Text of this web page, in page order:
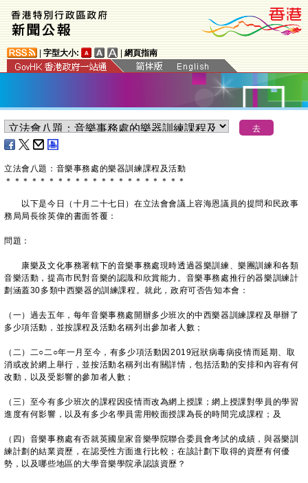
字型大小: 網頁指南
立法會八題：音樂事務處的樂器訓練課程及活動
＊ ＊ ＊ ＊ ＊ ＊ ＊ ＊ ＊ ＊ ＊ ＊ ＊ ＊ ＊ ＊ ＊ ＊ ＊ ＊ ＊
以下是今日（十月二十七日）在立法會會議上容海恩議員的提問和民政事
務局局長徐英偉的書面答覆：
問題：
康樂及文化事務署轄下的音樂事務處現時透過器樂訓練、樂團訓練和各類
音樂活動，提高市民對音樂的認識和欣賞能力。音樂事務處推行的器樂訓練計
劃涵蓋30多類中西樂器的訓練課程。就此，政府可否告知本會：
（一）過去五年，每年音樂事務處開辦多少班次的中西樂器訓練課程及舉辦了
多少項活動，並按課程及活動名稱列出參加者人數；
（二）二○二○年一月至今，有多少項活動因2019冠狀病毒病疫情而延期、取
消或改於網上舉行，並按活動名稱列出有關詳情，包括活動的安排和內容有何
改動，以及受影響的參加者人數；
（三）至今有多少班次的課程因疫情而改為網上授課；網上授課對學員的學習
進度有何影響，以及有多少名學員需用較面授課為長的時間完成課程；及
（四）音樂事務處有否就英國皇家音樂學院聯合委員會考試的成績，與器樂訓
練計劃的結業資歷，在認受性方面進行比較；在該計劃下取得的資歷有何優
勢，以及哪些地區的大學音樂學院承認該資歷？